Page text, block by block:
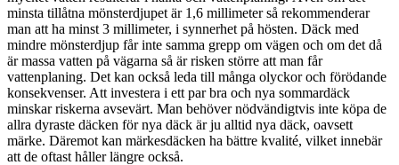
minsta tillåtna mönsterdjupet är 1,6 millimeter så rekommenderar
man att ha minst 3 millimeter, i synnerhet på hösten. Däck med
mindre mönsterdjup får inte samma grepp om vägen och om det då
är massa vatten på vägarna så är risken större att man får
vattenplaning. Det kan också leda till många olyckor och förödande
konsekvenser. Att investera i ett par bra och nya sommardäck
minskar riskerna avsevärt. Man behöver nödvändigtvis inte köpa de
allra dyraste däcken för nya däck är ju alltid nya däck, oavsett
märke. Däremot kan märkesdäcken ha bättre kvalité, vilket innebär
att de oftast håller längre också.